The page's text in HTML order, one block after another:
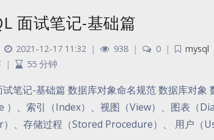
面试笔记-基础篇
2021-12-17 11:32 | 938 | 0 |
mysql
| 55 分钟
试笔记-基础篇 数据库对象命名规范 数据库对象
）、索引（Index）、视图（View）、图表（
）、存储过程（Stored Procedure）、 用户（